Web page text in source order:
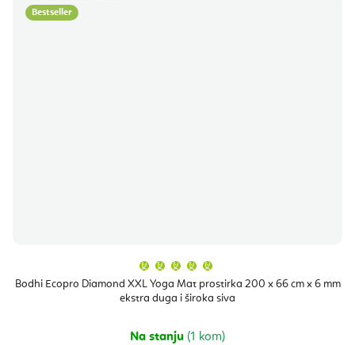
Bestseller
Bodhi Ecopro Diamond XXL Yoga Mat prostirka 200 x 66 cm x 6 mm
ekstra duga i široka siva
proizvoda
je
5,0
zvjezdica.
Na stanju (1 kom)